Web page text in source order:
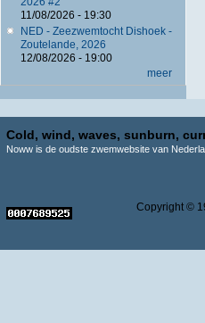
11/08/2026 - 19:30
NED - Zeezwemtocht Dishoek -
Zoutelande, 2026
12/08/2026 - 19:00
meer
Cold, wind, waves, sunburn,
Noww is de oudste zwemwebsite van
Copyright ©